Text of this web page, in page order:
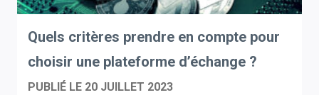
Quels critères prendre en compte pour
choisir une plateforme d’échange ?
PUBLIÉ LE 20 JUILLET 2023